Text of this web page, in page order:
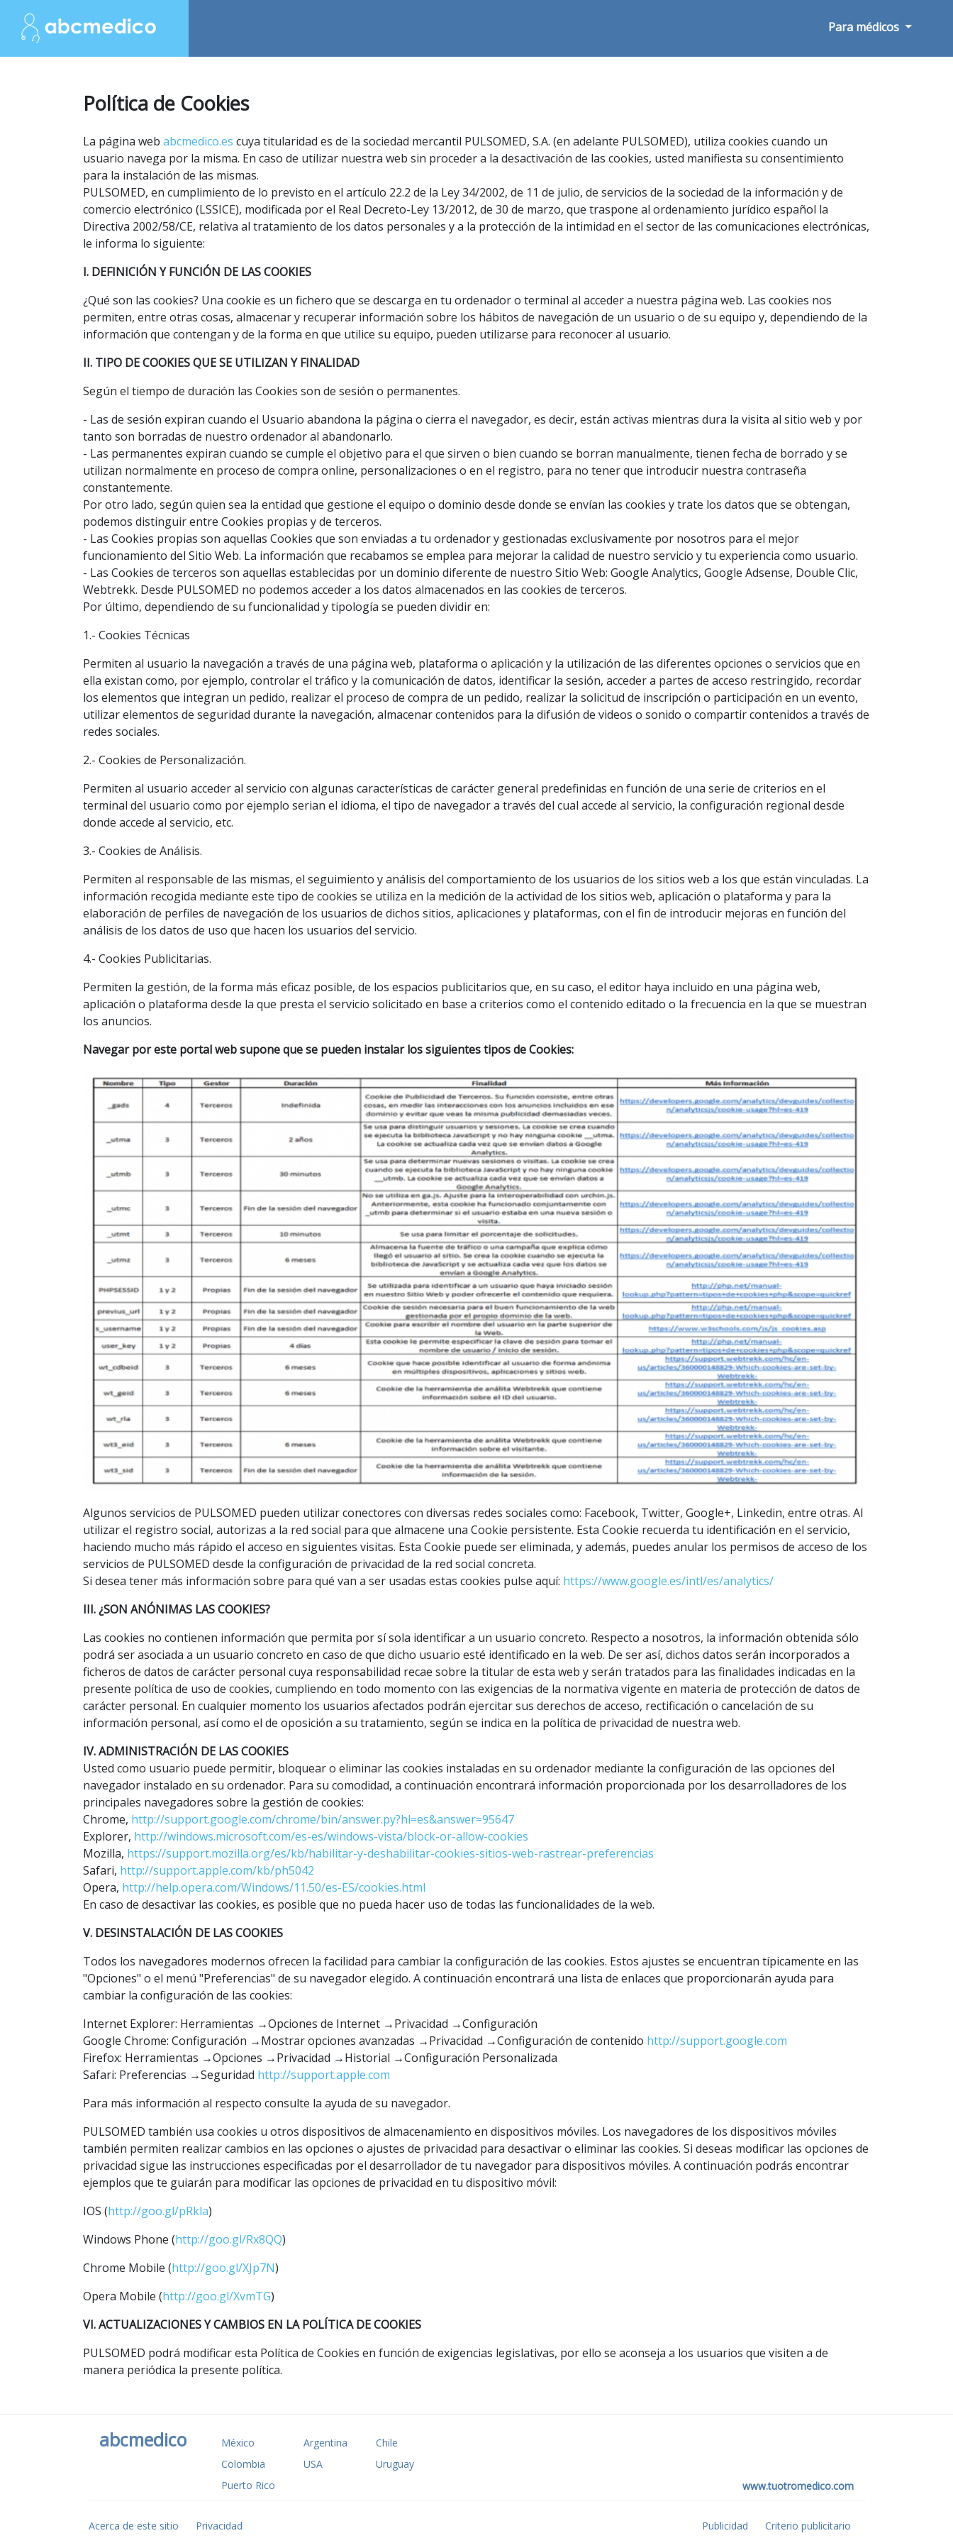
Para médicos
Política de Cookies
La página web abcmedico.es cuya titularidad es de la sociedad mercantil PULSOMED, S.A. (en adelante PULSOMED), utiliza cookies cuando un
usuario navega por la misma. En caso de utilizar nuestra web sin proceder a la desactivación de las cookies, usted manifiesta su consentimiento
para la instalación de las mismas.
PULSOMED, en cumplimiento de lo previsto en el artículo 22.2 de la Ley 34/2002, de 11 de julio, de servicios de la sociedad de la información y de
comercio electrónico (LSSICE), modificada por el Real Decreto-Ley 13/2012, de 30 de marzo, que traspone al ordenamiento jurídico español la
Directiva 2002/58/CE, relativa al tratamiento de los datos personales y a la protección de la intimidad en el sector de las comunicaciones electrónicas,
le informa lo siguiente:
I. DEFINICIÓN Y FUNCIÓN DE LAS COOKIES
¿Qué son las cookies? Una cookie es un fichero que se descarga en tu ordenador o terminal al acceder a nuestra página web. Las cookies nos
permiten, entre otras cosas, almacenar y recuperar información sobre los hábitos de navegación de un usuario o de su equipo y, dependiendo de la
información que contengan y de la forma en que utilice su equipo, pueden utilizarse para reconocer al usuario.
II. TIPO DE COOKIES QUE SE UTILIZAN Y FINALIDAD
Según el tiempo de duración las Cookies son de sesión o permanentes.
- Las de sesión expiran cuando el Usuario abandona la página o cierra el navegador, es decir, están activas mientras dura la visita al sitio web y por
tanto son borradas de nuestro ordenador al abandonarlo.
- Las permanentes expiran cuando se cumple el objetivo para el que sirven o bien cuando se borran manualmente, tienen fecha de borrado y se
utilizan normalmente en proceso de compra online, personalizaciones o en el registro, para no tener que introducir nuestra contraseña
constantemente.
Por otro lado, según quien sea la entidad que gestione el equipo o dominio desde donde se envían las cookies y trate los datos que se obtengan,
podemos distinguir entre Cookies propias y de terceros.
- Las Cookies propias son aquellas Cookies que son enviadas a tu ordenador y gestionadas exclusivamente por nosotros para el mejor
funcionamiento del Sitio Web. La información que recabamos se emplea para mejorar la calidad de nuestro servicio y tu experiencia como usuario.
- Las Cookies de terceros son aquellas establecidas por un dominio diferente de nuestro Sitio Web: Google Analytics, Google Adsense, Double Clic,
Webtrekk. Desde PULSOMED no podemos acceder a los datos almacenados en las cookies de terceros.
Por último, dependiendo de su funcionalidad y tipología se pueden dividir en:
1.- Cookies Técnicas
Permiten al usuario la navegación a través de una página web, plataforma o aplicación y la utilización de las diferentes opciones o servicios que en
ella existan como, por ejemplo, controlar el tráfico y la comunicación de datos, identificar la sesión, acceder a partes de acceso restringido, recordar
los elementos que integran un pedido, realizar el proceso de compra de un pedido, realizar la solicitud de inscripción o participación en un evento,
utilizar elementos de seguridad durante la navegación, almacenar contenidos para la difusión de videos o sonido o compartir contenidos a través de
redes sociales.
2.- Cookies de Personalización.
Permiten al usuario acceder al servicio con algunas características de carácter general predefinidas en función de una serie de criterios en el
terminal del usuario como por ejemplo serian el idioma, el tipo de navegador a través del cual accede al servicio, la configuración regional desde
donde accede al servicio, etc.
3.- Cookies de Análisis.
Permiten al responsable de las mismas, el seguimiento y análisis del comportamiento de los usuarios de los sitios web a los que están vinculadas. La
información recogida mediante este tipo de cookies se utiliza en la medición de la actividad de los sitios web, aplicación o plataforma y para la
elaboración de perfiles de navegación de los usuarios de dichos sitios, aplicaciones y plataformas, con el fin de introducir mejoras en función del
análisis de los datos de uso que hacen los usuarios del servicio.
4.- Cookies Publicitarias.
Permiten la gestión, de la forma más eficaz posible, de los espacios publicitarios que, en su caso, el editor haya incluido en una página web,
aplicación o plataforma desde la que presta el servicio solicitado en base a criterios como el contenido editado o la frecuencia en la que se muestran
los anuncios.
Navegar por este portal web supone que se pueden instalar los siguientes tipos de Cookies:
Algunos servicios de PULSOMED pueden utilizar conectores con diversas redes sociales como: Facebook, Twitter, Google+, Linkedin, entre otras. Al
utilizar el registro social, autorizas a la red social para que almacene una Cookie persistente. Esta Cookie recuerda tu identificación en el servicio,
haciendo mucho más rápido el acceso en siguientes visitas. Esta Cookie puede ser eliminada, y además, puedes anular los permisos de acceso de los
servicios de PULSOMED desde la configuración de privacidad de la red social concreta.
Si desea tener más información sobre para qué van a ser usadas estas cookies pulse aquí: https://www.google.es/intl/es/analytics/
III. ¿SON ANÓNIMAS LAS COOKIES?
Las cookies no contienen información que permita por sí sola identificar a un usuario concreto. Respecto a nosotros, la información obtenida sólo
podrá ser asociada a un usuario concreto en caso de que dicho usuario esté identificado en la web. De ser así, dichos datos serán incorporados a
ficheros de datos de carácter personal cuya responsabilidad recae sobre la titular de esta web y serán tratados para las finalidades indicadas en la
presente política de uso de cookies, cumpliendo en todo momento con las exigencias de la normativa vigente en materia de protección de datos de
carácter personal. En cualquier momento los usuarios afectados podrán ejercitar sus derechos de acceso, rectificación o cancelación de su
información personal, así como el de oposición a su tratamiento, según se indica en la política de privacidad de nuestra web.
IV. ADMINISTRACIÓN DE LAS COOKIES
Usted como usuario puede permitir, bloquear o eliminar las cookies instaladas en su ordenador mediante la configuración de las opciones del
navegador instalado en su ordenador. Para su comodidad, a continuación encontrará información proporcionada por los desarrolladores de los
principales navegadores sobre la gestión de cookies:
Chrome, http://support.google.com/chrome/bin/answer.py?hl=es&answer=95647
Explorer, http://windows.microsoft.com/es-es/windows-vista/block-or-allow-cookies
Mozilla, https://support.mozilla.org/es/kb/habilitar-y-deshabilitar-cookies-sitios-web-rastrear-preferencias
Safari, http://support.apple.com/kb/ph5042
Opera, http://help.opera.com/Windows/11.50/es-ES/cookies.html
En caso de desactivar las cookies, es posible que no pueda hacer uso de todas las funcionalidades de la web.
V. DESINSTALACIÓN DE LAS COOKIES
Todos los navegadores modernos ofrecen la facilidad para cambiar la configuración de las cookies. Estos ajustes se encuentran típicamente en las
"Opciones" o el menú "Preferencias" de su navegador elegido. A continuación encontrará una lista de enlaces que proporcionarán ayuda para
cambiar la configuración de las cookies:
Internet Explorer: Herramientas →Opciones de Internet →Privacidad →Configuración
Google Chrome: Configuración →Mostrar opciones avanzadas →Privacidad →Configuración de contenido http://support.google.com
Firefox: Herramientas →Opciones →Privacidad →Historial →Configuración Personalizada
Safari: Preferencias →Seguridad http://support.apple.com
Para más información al respecto consulte la ayuda de su navegador.
PULSOMED también usa cookies u otros dispositivos de almacenamiento en dispositivos móviles. Los navegadores de los dispositivos móviles
también permiten realizar cambios en las opciones o ajustes de privacidad para desactivar o eliminar las cookies. Si deseas modificar las opciones de
privacidad sigue las instrucciones especificadas por el desarrollador de tu navegador para dispositivos móviles. A continuación podrás encontrar
ejemplos que te guiarán para modificar las opciones de privacidad en tu dispositivo móvil:
IOS (http://goo.gl/pRkla)
Windows Phone (http://goo.gl/Rx8QQ)
Chrome Mobile (http://goo.gl/XJp7N)
Opera Mobile (http://goo.gl/XvmTG)
VI. ACTUALIZACIONES Y CAMBIOS EN LA POLÍTICA DE COOKIES
PULSOMED podrá modificar esta Política de Cookies en función de exigencias legislativas, por ello se aconseja a los usuarios que visiten a de
manera periódica la presente política.
abcmedico México Argentina
Chile
Colombia
USA
Uruguay
Puerto Rico
www.tuotromedico.com
Acerca de este sitio Privacidad Publicidad Criterio publicitario